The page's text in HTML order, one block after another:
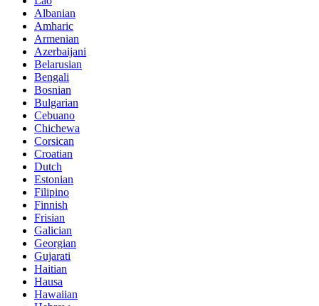
Albanian
Amharic
Armenian
Azerbaijani
Belarusian
Bengali
Bosnian
Bulgarian
Cebuano
Chichewa
Corsican
Croatian
Dutch
Estonian
Filipino
Finnish
Frisian
Galician
Georgian
Gujarati
Haitian
Hausa
Hawaiian